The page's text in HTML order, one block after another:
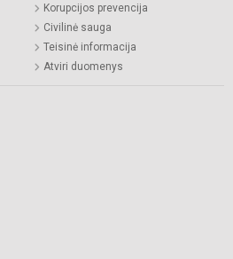
Korupcijos prevencija
Civilinė sauga
Teisinė informacija
Atviri duomenys